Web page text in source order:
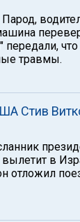
что
травмы.
Стив
в
отложил